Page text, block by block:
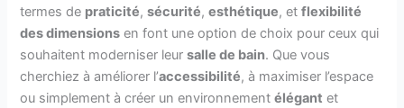
termes de praticité,sécurité,esthétique, etflexibilité
des dimensions en font une option de choix pour ceux qui
souhaitent moderniser leursalle de bain. Que vous
cherchiez à améliorer l’accessibilité, à maximiser l’espace
ou simplement à créer un environnementélégant et